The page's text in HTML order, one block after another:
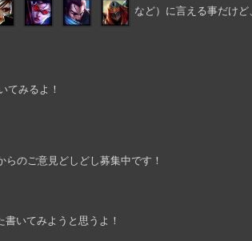
など）に言える事だけ
てみるよ！
のご意見どしどし募集中です！
いてみようと思うよ！